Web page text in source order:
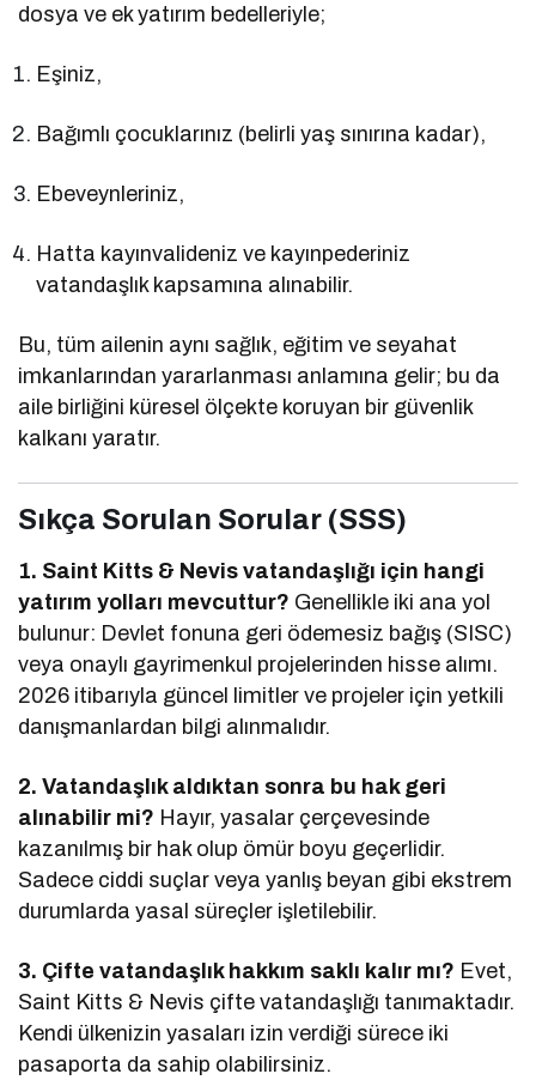
dosya ve ek yatırım bedelleriyle;
Eşiniz,
Bağımlı çocuklarınız (belirli yaş sınırına kadar),
Ebeveynleriniz,
Hatta kayınvalideniz ve kayınpederiniz
vatandaşlık kapsamına alınabilir.
Bu, tüm ailenin aynı sağlık, eğitim ve seyahat
imkanlarından yararlanması anlamına gelir; bu da
aile birliğini küresel ölçekte koruyan bir güvenlik
kalkanı yaratır.
Sıkça Sorulan Sorular (SSS)
1. Saint Kitts & Nevis vatandaşlığı için hangi
yatırım yolları mevcuttur? Genellikle iki ana yol
bulunur: Devlet fonuna geri ödemesiz bağış (SISC)
veya onaylı gayrimenkul projelerinden hisse alımı.
2026 itibarıyla güncel limitler ve projeler için yetkili
danışmanlardan bilgi alınmalıdır.
2. Vatandaşlık aldıktan sonra bu hak geri
alınabilir mi? Hayır, yasalar çerçevesinde
kazanılmış bir hak olup ömür boyu geçerlidir.
Sadece ciddi suçlar veya yanlış beyan gibi ekstrem
durumlarda yasal süreçler işletilebilir.
3. Çifte vatandaşlık hakkım saklı kalır mı? Evet,
Saint Kitts & Nevis çifte vatandaşlığı tanımaktadır.
Kendi ülkenizin yasaları izin verdiği sürece iki
pasaporta da sahip olabilirsiniz.